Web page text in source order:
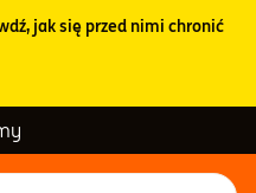
jak się przed nimi chronić